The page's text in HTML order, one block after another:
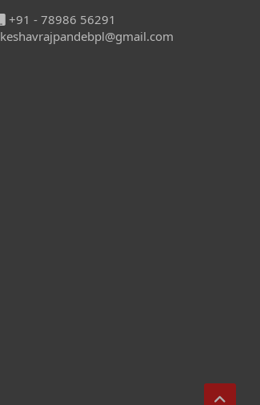
+91 - 78986 56291
keshavrajpandebpl@gmail.com